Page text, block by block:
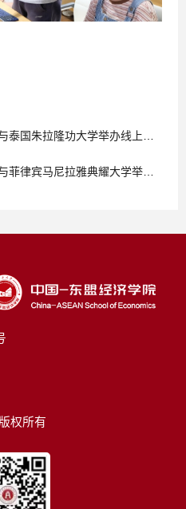
国朱拉隆功大学举办线上讲座
宾马尼拉雅典耀大学举办线上讲座
权所有